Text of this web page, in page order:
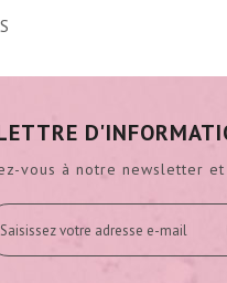
vous à notre newsletter